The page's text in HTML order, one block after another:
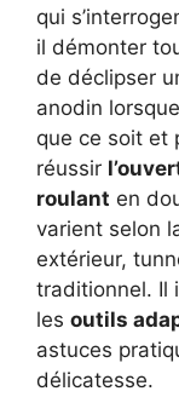
qui
il démonter
de déclipser
anodin
que ce soit et
réussir
roulant en
varient selon
extérieur,
traditionnel. Il
les outils
astuces
délicatesse.